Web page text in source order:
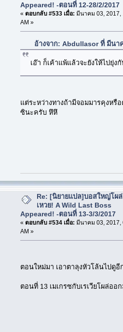
Appeared! -ตอนที่ 12-28/2/2017
« ตอบกลับ #533 เมื่อ: มีนาคม 03, 2017,
AM »
อ้างจาก: Abdullasor ที่ มีนา
เอ๊า ก็เค้าแพ้แล้วจะยังให้ไปยุ่ง
แต่ระหว่างทางถ้ามีจอมมารคุงหรื
ซินะครับ หึหึ
Re: [นิยายแปล]บอสใหญ่โผ
เหวย! A Wild Last Boss
Appeared! -ตอนที่ 13-3/3/2017
« ตอบกลับ #534 เมื่อ: มีนาคม 03, 2017,
AM »
ตอนใหม่มา เอาตาลุงหัวโล้นไป
ตอนที่ 13 เมเกรซกับเรเวียโผล่ออ